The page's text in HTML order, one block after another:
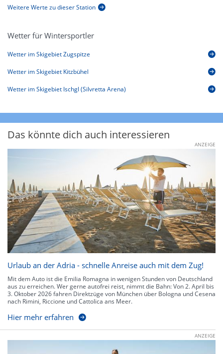
Weitere Werte zu dieser Station
Wetter für Wintersportler
Wetter im Skigebiet Zugspitze
Wetter im Skigebiet Kitzbühel
Wetter im Skigebiet Ischgl (Silvretta Arena)
Das könnte dich auch interessieren
ANZEIGE
Urlaub an der Adria - schnelle Anreise auch mit dem Zug!
Mit dem Auto ist die Emilia Romagna in wenigen Stunden von Deutschland
aus zu erreichen. Wer gerne autofrei reist, nimmt die Bahn: Von 2. April bis
3. Oktober 2026 fahren Direktzüge von München über Bologna und Cesena
nach Rimini, Riccione und Cattolica ans Meer.
Hier mehr erfahren
ANZEIGE